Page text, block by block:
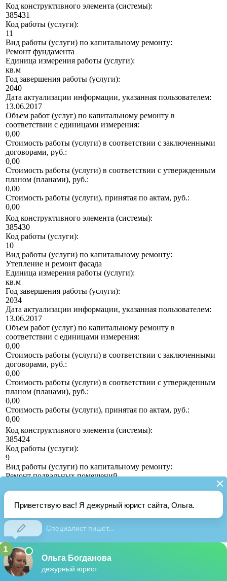
Код конструктивного элемента (системы):
385431
Код работы (услуги):
11
Вид работы (услуги) по капитальному ремонту:
Ремонт фундамента
Единица измерения работы (услуги):
кв.м
Год завершения работы (услуги):
2040
Дата актуализации информации, указанная пользователем:
13.06.2017
Объем работ (услуг) по капитальному ремонту в
соответствии с единицами измерения:
0,00
Стоимость работы (услуги) в соответствии с заключенными
договорами, руб.:
0,00
Стоимость работы (услуги) в соответствии с утвержденным
планом (планами), руб.:
0,00
Стоимость работы (услуги), принятая по актам, руб.:
0,00
Код конструктивного элемента (системы):
385430
Код работы (услуги):
10
Вид работы (услуги) по капитальному ремонту:
Утепление и ремонт фасада
Единица измерения работы (услуги):
кв.м
Год завершения работы (услуги):
2034
Дата актуализации информации, указанная пользователем:
13.06.2017
Объем работ (услуг) по капитальному ремонту в
соответствии с единицами измерения:
0,00
Стоимость работы (услуги) в соответствии с заключенными
договорами, руб.:
0,00
Стоимость работы (услуги) в соответствии с утвержденным
планом (планами), руб.:
0,00
Стоимость работы (услуги), принятая по актам, руб.:
0,00
Код конструктивного элемента (системы):
385424
Код работы (услуги):
9
Вид работы (услуги) по капитальному ремонту:
Ремонт подвальных помещений
кв.м
Год завершения работы (услуги):
2040
Дата актуализации информации, указанная пользователем:
13.06.2017
Объем работ (услуг) по капитальному ремонту в
соответствии с единицами измерения:
0,00
Стоимость работы (услуги) в соответствии с заключенными
договорами, руб.: